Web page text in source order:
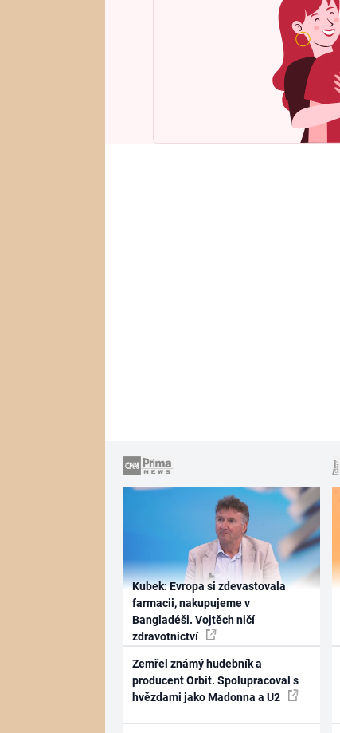
Kubek: Evropa si zdevastovala
farmacii, nakupujeme v
Bangladéši. Vojtěch ničí
zdravotnictví
Zemřel známý hudebník a
producent Orbit. Spolupracoval s
hvězdami jako Madonna a U2